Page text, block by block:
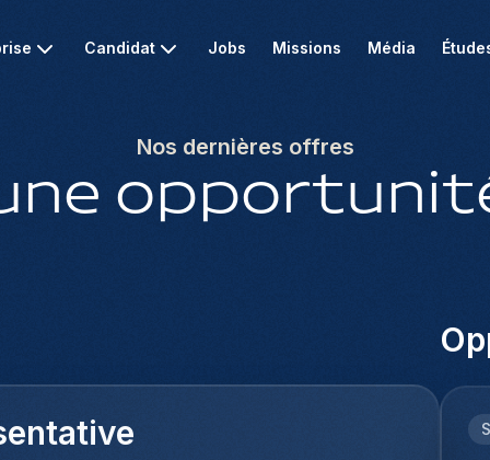
Candidat Jobs Missions Média
Nos dernières offres